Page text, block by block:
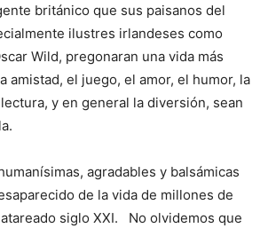
británico que sus paisanos del
ilustres irlandeses como
Wild, pregonaran una vida más
amistad, el juego, el amor, el humor, la
y en general la diversión, sean
agradables y balsámicas
de la vida de millones de
siglo XXI. No olvidemos que